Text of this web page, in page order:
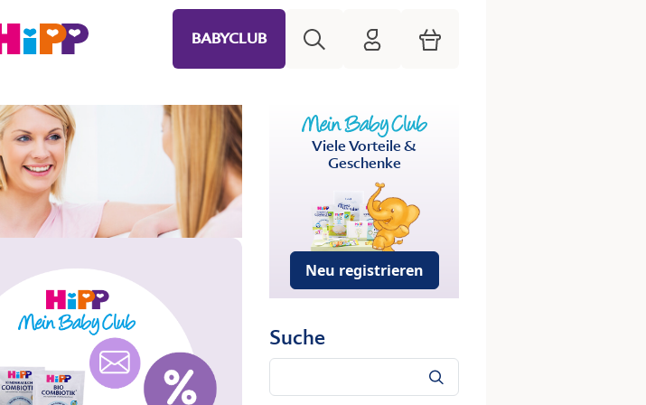
BABYCLUB HiPP Mein Babyclub
Warenkorb
Viele Vorteile &
Geschenke
Neu registrieren
Suche